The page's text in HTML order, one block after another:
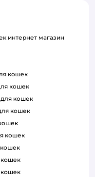
интернет магазин
кошек
кошек
для кошек
кошек
кошек
кошек
кошек